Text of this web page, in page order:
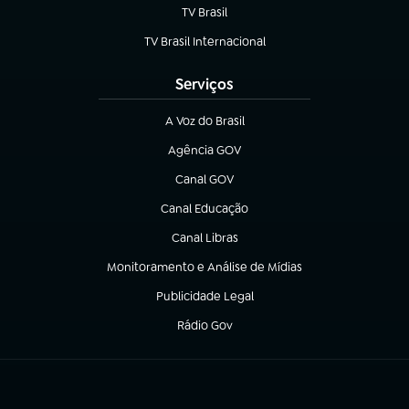
TV Brasil
(abre em nova aba)
TV Brasil Internacional
(abre em nova aba)
Serviços
A Voz do Brasil
(abre em nova aba)
Agência GOV
(abre em nova aba)
Canal GOV
(abre em nova aba)
Canal Educação
(abre em nova aba)
Canal Libras
(abre em nova aba)
Monitoramento e Análise de Mídias
(abre em nova aba)
Publicidade Legal
(abre em nova aba)
Rádio Gov
(abre em nova aba)